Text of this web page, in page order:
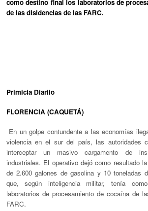
como destino final los laboratorios de
de las disidencias de las FARC.
Primicia Diariio
FLORENCIA (CAQUETÁ)
En un golpe contundente a las economías
violencia en el sur del país, las autoridades
interceptar un masivo cargamento de
industriales. El operativo dejó como resultado
de 2.600 galones de gasolinay 10 toneladas
que, según inteligencia militar, tenía
laboratorios de procesamiento de cocaína de
FARC.